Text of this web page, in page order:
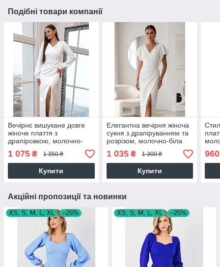
Подібні товари компанії
Вечірнє вишукане довге
жіноче плаття з
драпіровкою, молочно-
1 075 ₴ 1 350 ₴
Купити
Елегантна вечірня жіноча
сукня з драпіруванням та
розрізом, молочно-біла
1 035₴ 1 300 ₴
Купити
960
Акційні пропозиції та новинки
XS, S, M, L, XL –25% XS, S, M, L, XL –25%